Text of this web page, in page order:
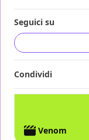
Seguici su
Condividi
Venom